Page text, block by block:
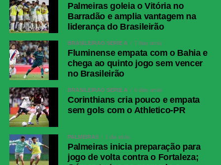
Palmeiras goleia o Vitória no
Barradão e amplia vantagem na
liderança do Brasileirão
BRASILEIRÃO SÉRIE A 7 dias atrás
Fluminense empata com o Bahia e
chega ao quinto jogo sem vencer
no Brasileirão
BRASILEIRÃO SÉRIE A 6 dias atrás
Corinthians cria pouco e empata
sem gols com o Athletico-PR
PALMEIRAS 1 dia atrás
Palmeiras inicia preparação para
jogo de volta contra o Fortaleza;